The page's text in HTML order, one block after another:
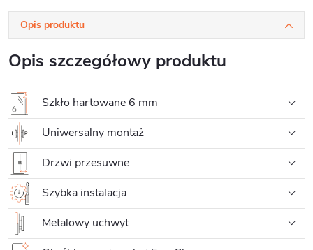
Opis produktu
Opis szczegółowy produktu
Szkło hartowane 6 mm
Uniwersalny montaż
Drzwi przesuwne
Szybka instalacja
Metalowy uchwyt